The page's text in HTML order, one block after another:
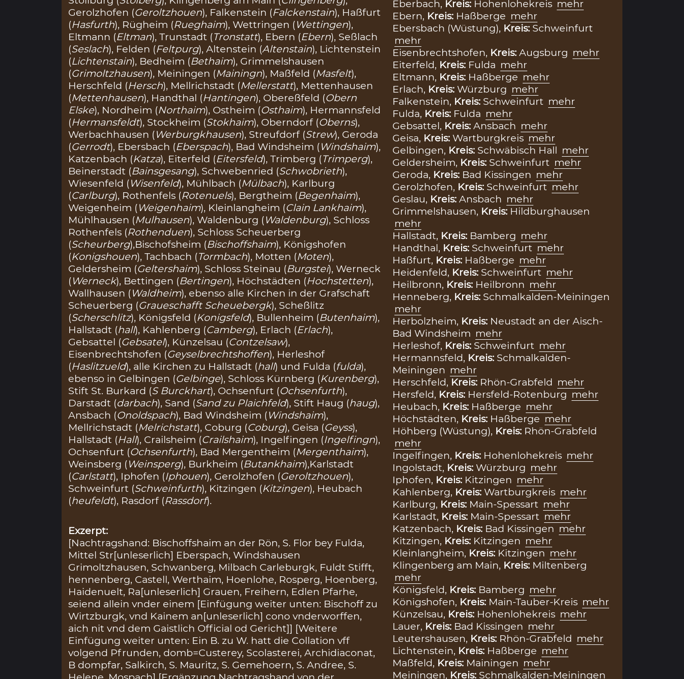
Gerolzhofen (Geroltzhouen), Falkenstein (Falckenstain), Haßfurt
(Hasfurth), Rügheim (Rueghaim), Wettringen (Wettingen),
Eltmann (Eltman), Trunstadt (Tronstatt), Ebern (Ebern), Seßlach
(Seslach), Felden (Feltpurg), Altenstein (Altenstain), Lichtenstein
(Lichtenstain), Bedheim (Bethaim), Grimmelshausen
(Grimoltzhausen), Meiningen (Mainingn), Maßfeld (Masfelt),
Herschfeld (Hersch), Mellrichstadt (Mellerstatt), Mettenhausen
(Mettenhausen), Handthal (Hantingen), Obereßfeld (Obern
Elske), Nordheim (Northaim), Ostheim (Osthaim), Hermannsfeld
(Hermansfeldt), Stockheim (Stokhaim), Oberndorf (Oberns),
Werbachhausen (Werburgkhausen), Streufdorf (Strew), Geroda
(Gerrodt), Ebersbach (Eberspach), Bad Windsheim (Windshaim),
Katzenbach (Katza), Eiterfeld (Eitersfeld), Trimberg (Trimperg),
Beinerstadt (Bainsgesang), Schwebenried (Schwobrieth),
Wiesenfeld (Wisenfeld), Mühlbach (Mülbach), Karlburg
(Carlburg), Rothenfels (Rotenuels), Bergtheim (Begenhaim),
Weigenheim (Weigenhaim), Kleinlangheim (Clain Lankhaim),
Mühlhausen (Mulhausen), Waldenburg (Waldenburg), Schloss
Rothenfels (Rothenduen), Schloss Scheuerberg
(Scheurberg),Bischofsheim (Bischoffshaim), Königshofen
(Konigshouen), Tachbach (Tormbach), Motten (Moten),
Geldersheim (Geltershaim), Schloss Steinau (Burgstei), Werneck
(Werneck), Bettingen (Bertingen), Höchstädten (Hochstetten),
Wallhausen (Waldheim), ebenso alle Kirchen in der Grafschaft
Scheuerberg (Graueschafft Scheuebergk), Scheßlitz
(Scherschlitz), Königsfeld (Konigsfeld), Bullenheim (Butenhaim),
Hallstadt (hall), Kahlenberg (Camberg), Erlach (Erlach),
Gebsattel (Gebsatel), Künzelsau (Contzelsaw),
Eisenbrechtshofen (Geyselbrechtshoffen), Herleshof
(Haslitzueld), alle Kirchen zu Hallstadt (hall) und Fulda (fulda),
ebenso in Gelbingen (Gelbinge), Schloss Kürnberg (Kurenberg),
Stift St. Burkard (S Burckhart), Ochsenfurt (Ochsenfurth),
Darstadt (darbach), Sand (Sand zu Plaichfeld), Stift Haug (haug),
Ansbach (Onoldspach), Bad Windsheim (Windshaim),
Mellrichstadt (Melrichstatt), Coburg (Coburg), Geisa (Geyss),
Hallstadt (Hall), Crailsheim (Crailshaim), Ingelfingen (Ingelfingn),
Ochsenfurt (Ochsenfurth), Bad Mergentheim (Mergenthaim),
Weinsberg (Weinsperg), Burkheim (Butankhaim),Karlstadt
(Carlstatt), Iphofen (Iphouen), Gerolzhofen (Geroltzhouen),
Schweinfurt (Schweinfurth), Kitzingen (Kitzingen), Heubach
(heufeldt), Rasdorf (Rassdorf).
Exzerpt:
[Nachtragshand: Bischoffshaim an der Rön, S. Flor bey Fulda,
Mittel Str[unleserlich] Eberspach, Windshausen
Grimoltzhausen, Schwanberg, Milbach Carleburgk, Fuldt Stifft,
hennenberg, Castell, Werthaim, Hoenlohe, Rosperg, Hoenberg,
Haidenuelt, Ra[unleserlich] Grauen, Freihern, Edlen Pfarhe,
seiend allein vnder einem [Einfügung weiter unten: Bischoff zu
Wirtzburgk, vnd Kainem an[unleserlich] cono vnderworffen,
aich nit vnd dem Gaistlich Official od Gericht]] [Weitere
Einfügung weiter unten: Ein B. zu W. hatt die Collation vff
volgend Pfrunden, domb=Custerey, Scolasterei, Archidiaconat,
B dompfar, Salkirch, S. Mauritz, S. Gemehoern, S. Andree, S.
Eberbach, Kreis: Hohenlohekreis mehr
Ebern, Kreis: Haßberge mehr
Ebersbach (Wüstung), Kreis: Schweinfurt
mehr
Eisenbrechtshofen, Kreis: Augsburg mehr
Eiterfeld, Kreis: Fulda mehr
Eltmann, Kreis: Haßberge mehr
Erlach, Kreis: Würzburg mehr
Falkenstein, Kreis: Schweinfurt mehr
Fulda, Kreis: Fulda mehr
Gebsattel, Kreis: Ansbach mehr
Geisa, Kreis: Wartburgkreis mehr
Gelbingen, Kreis: Schwäbisch Hall mehr
Geldersheim, Kreis: Schweinfurt mehr
Geroda, Kreis: Bad Kissingen mehr
Gerolzhofen, Kreis: Schweinfurt mehr
Geslau, Kreis: Ansbach mehr
Grimmelshausen, Kreis: Hildburghausen
mehr
Hallstadt, Kreis: Bamberg mehr
Handthal, Kreis: Schweinfurt mehr
Haßfurt, Kreis: Haßberge mehr
Heidenfeld, Kreis: Schweinfurt mehr
Heilbronn, Kreis: Heilbronn mehr
Henneberg, Kreis: Schmalkalden-Meiningen
mehr
Herbolzheim, Kreis: Neustadt an der Aisch-
Bad Windsheim mehr
Herleshof, Kreis: Schweinfurt mehr
Hermannsfeld, Kreis: Schmalkalden-
Meiningen mehr
Herschfeld, Kreis: Rhön-Grabfeld mehr
Hersfeld, Kreis: Hersfeld-Rotenburg mehr
Heubach, Kreis: Haßberge mehr
Höchstädten, Kreis: Haßberge mehr
Höhberg (Wüstung), Kreis: Rhön-Grabfeld
mehr
Ingelfingen, Kreis: Hohenlohekreis mehr
Ingolstadt, Kreis: Würzburg mehr
Iphofen, Kreis: Kitzingen mehr
Kahlenberg, Kreis: Wartburgkreis mehr
Karlburg, Kreis: Main-Spessart mehr
Karlstadt, Kreis: Main-Spessart mehr
Katzenbach, Kreis: Bad Kissingen mehr
Kitzingen, Kreis: Kitzingen mehr
Kleinlangheim, Kreis: Kitzingen mehr
Klingenberg am Main, Kreis: Miltenberg
mehr
Königsfeld, Kreis: Bamberg mehr
Königshofen, Kreis: Main-Tauber-Kreis mehr
Künzelsau, Kreis: Hohenlohekreis mehr
Lauer, Kreis: Bad Kissingen mehr
Leutershausen, Kreis: Rhön-Grabfeld mehr
Lichtenstein, Kreis: Haßberge mehr
Maßfeld, Kreis: Mainingen mehr
Meiningen, Kreis: Schmalkalden-Meiningen